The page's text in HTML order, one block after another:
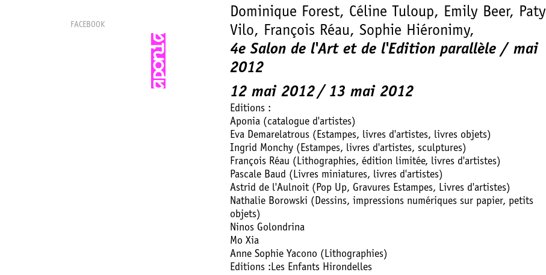
FACEBOOK
Dominique Forest, Céline Tuloup, Emily Beer, Paty
Vilo, François Réau, Sophie Hiéronimy,
4e Salon de l'Art et de l'Edition parallèle / mai
2012
12 mai 2012
13 mai 2012
Editions :
Aponia (catalogue d'artistes)
Eva Demarelatrous (Estampes, livres d'artistes, livres objets)
Ingrid Monchy (Estampes, livres d'artistes, sculptures)
François Réau (Lithographies, édition limitée, livres d'artistes)
Pascale Baud (Livres miniatures, livres d'artistes)
Astrid de l'Aulnoit (Pop Up, Gravures Estampes, Livres d'artistes)
Nathalie Borowski (Dessins, impressions numériques sur papier, petits
objets)
Ninos Golondrina
Mo Xia
Anne Sophie Yacono (Lithographies)
Editions :Les Enfants Hirondelles